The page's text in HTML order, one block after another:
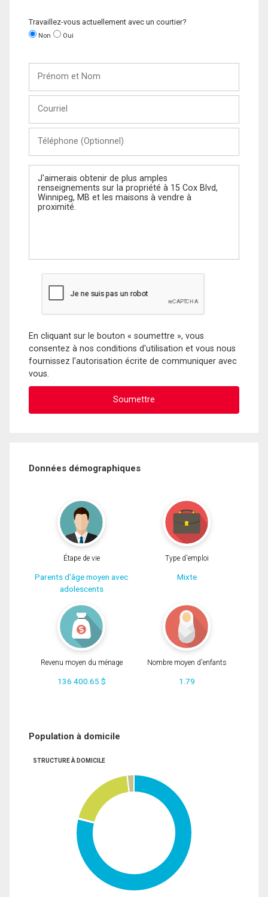
Travaillez-vous actuellement avec un courtier?
Non Oui
Nom
(Optionnel)
Message
En cliquant sur le bouton « soumettre », vous
consentez à nos conditions d'utilisation et vous nous
fournissez l'autorisation écrite de communiquer avec
vous.
Données démographiques
Étape de vie
Parents d'âge moyen avec
adolescents
Type d'emploi
Mixte
Revenu moyen du ménage
136 400.65 $
Nombre moyen d'enfants
1.79
Population à domicile
STRUCTURE À DOMICILE